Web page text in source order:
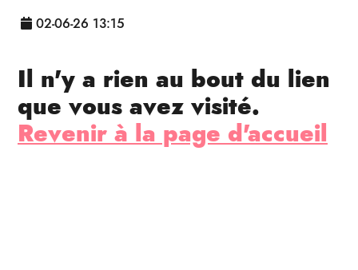
02-06-26 13:15
Il n'y a rien au bout du lien
que vous avez visité.
Revenir à la page d'accueil